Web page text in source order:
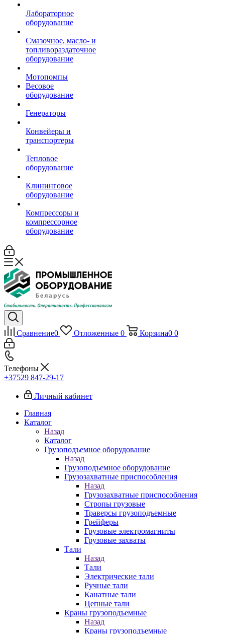
Лабораторное
оборудование
Смазочное, масло- и
топливораздаточное
оборудование
Мотопомпы
Весовое
оборудование
Генераторы
Конвейеры и
транспортеры
Тепловое
оборудование
Клининговое
оборудование
Компрессоры и
компрессорное
оборудование
Сравнение0 Отложенные 0 Корзина0 0
Телефоны
+37529 847-29-17‬
Личный кабинет
Главная
Каталог
Назад
Каталог
Грузоподъемное оборудование
Назад
Грузоподъемное оборудование
Грузозахватные приспособления
Назад
Грузозахватные приспособления
Стропы грузовые
Траверсы грузоподъемные
Грейферы
Грузовые электромагниты
Грузовые захваты
Тали
Назад
Тали
Электрические тали
Ручные тали
Канатные тали
Цепные тали
Краны грузоподъемные
Назад
Краны грузоподъемные